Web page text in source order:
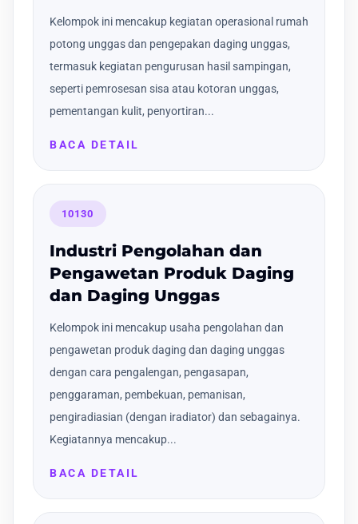
Kelompok ini mencakup kegiatan operasional rumah
potong unggas dan pengepakan daging unggas,
termasuk kegiatan pengurusan hasil sampingan,
seperti pemrosesan sisa atau kotoran unggas,
pementangan kulit, penyortiran...
BACA DETAIL
10130
Industri Pengolahan dan
Pengawetan Produk Daging
dan Daging Unggas
Kelompok ini mencakup usaha pengolahan dan
pengawetan produk daging dan daging unggas
dengan cara pengalengan, pengasapan,
penggaraman, pembekuan, pemanisan,
pengiradiasian (dengan iradiator) dan sebagainya.
Kegiatannya mencakup...
BACA DETAIL